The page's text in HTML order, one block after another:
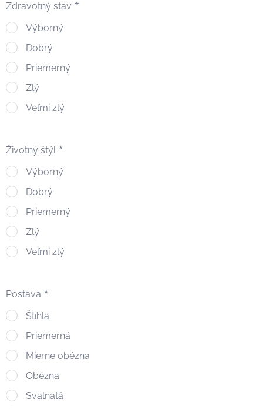
Zdravotný stav
Výborný
Dobrý
Priemerný
Zlý
Veľmi zlý
Životný štýl
Výborný
Dobrý
Priemerný
Zlý
Veľmi zlý
Postava
Štíhla
Priemerná
Mierne obézna
Obézna
Svalnatá